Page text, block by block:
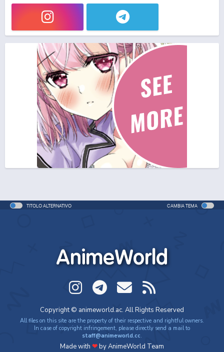
TITOLO ALTERNATIVO CAMBIA TEMA
AnimeWorld
Copyright © animeworld.ac. All Rights Reserved
All files on this site are the property of their respective and rightful owners.
In case of copyright infringement, please directly send a mail to
staff@animeworld.cc.
Made with ❤by AnimeWorld Team